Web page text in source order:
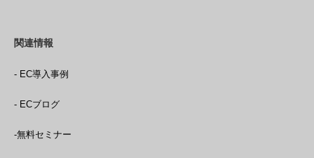
関連情報
- EC導入事例
- ECブログ
-無料セミナー